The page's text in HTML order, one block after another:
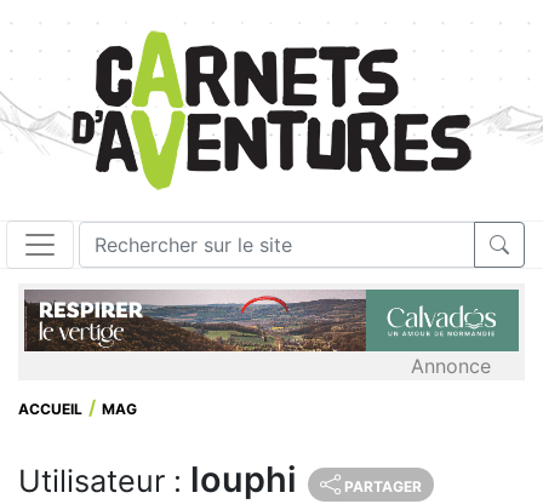
Annonce
ACCUEIL MAG
Utilisateur : louphi PARTAGER